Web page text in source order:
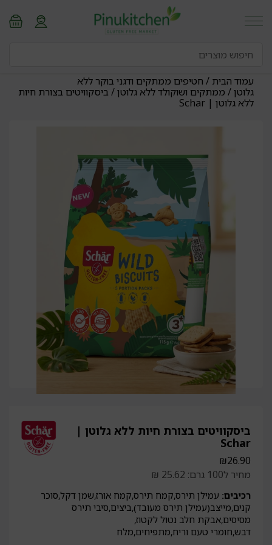
עמוד הבית / חטיפים ממתקים ודגני בוקר ללא
גלוטן/ ממתקים ושוקולד ללא גלוטן/ ביסקוויטים בצורת חיות
ללא גלוטן | Schar
ביסקוויטים בצורת חיות ללא גלוטן |
Schar
₪26.90
מחיר ל100 גרם: 25.62 ₪
רכיבים: עמילן תירס,קמח תירס,קמח אורז,שמן דקל,סוכר
קנים,מייצב(עמילן תירס מעובד),ביצים,סיבי תירס
מסיסים,אבקת חלב נטול לקטוז,
דבש,חומרי טעם וריח,מתפיחים,מלח